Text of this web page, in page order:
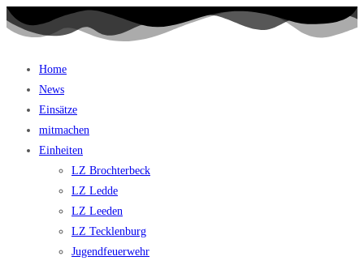
Home
News
Einsätze
mitmachen
Einheiten
LZ Brochterbeck
LZ Ledde
LZ Leeden
LZ Tecklenburg
Jugendfeuerwehr